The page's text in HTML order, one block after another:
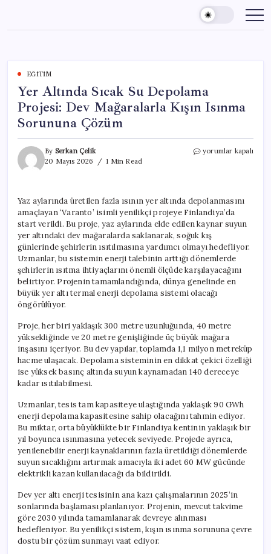
content
EĞITIM
Yer Altında Sıcak Su Depolama
Projesi: Dev Mağaralarla Kışın Isınma
Sorununa Çözüm
By Serkan Çelik
20 Mayıs 2026
1 Min Read
Yer
Projesi:
Dev
Mağaralarla
Kışın
Isınma
Sorununa
Çözüm
için
yorumlar kapalı
Yaz aylarında üretilen fazla ısının yer altında depolanmasını
amaçlayan ‘Varanto’ isimli yenilikçi projeye Finlandiya’da
start verildi. Bu proje, yaz aylarında elde edilen kaynar suyun
yer altındaki dev mağaralarda saklanarak, soğuk kış
günlerinde şehirlerin ısıtılmasına yardımcı olmayı hedefliyor.
Uzmanlar, bu sistemin enerji talebinin arttığı dönemlerde
şehirlerin ısıtma ihtiyaçlarını önemli ölçüde karşılayacağını
belirtiyor. Projenin tamamlandığında, dünya genelinde en
büyük yer altı termal enerji depolama sistemi olacağı
öngörülüyor.
Proje, her biri yaklaşık 300 metre uzunluğunda, 40 metre
yüksekliğinde ve 20 metre genişliğinde üç büyük mağara
inşasını içeriyor. Bu dev yapılar, toplamda 1,1 milyon metreküp
hacme ulaşacak. Depolama sisteminin en dikkat çekici özelliği
ise yüksek basınç altında suyun kaynamadan 140 dereceye
kadar ısıtılabilmesi.
Uzmanlar, tesis tam kapasiteye ulaştığında yaklaşık 90 GWh
enerji depolama kapasitesine sahip olacağını tahmin ediyor.
Bu miktar, orta büyüklükte bir Finlandiya kentinin yaklaşık bir
yıl boyunca ısınmasına yetecek seviyede. Projede ayrıca,
yenilenebilir enerji kaynaklarının fazla üretildiği dönemlerde
suyun sıcaklığını artırmak amacıyla iki adet 60 MW gücünde
elektrikli kazan kullanılacağı da bildirildi.
Dev yer altı enerji tesisinin ana kazı çalışmalarının 2025’in
sonlarında başlaması planlanıyor. Projenin, mevcut takvime
göre 2030 yılında tamamlanarak devreye alınması
hedefleniyor. Bu yenilikçi sistem, kışın ısınma sorununa çevre
dostu bir çözüm sunmayı vaat ediyor.